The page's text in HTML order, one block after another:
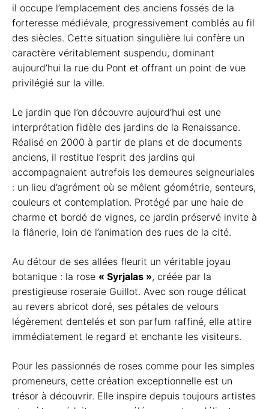
il occupe l’emplacement des anciens fossés de la
forteresse médiévale, progressivement comblés au fil
des siècles. Cette situation singulière lui confère un
caractère véritablement suspendu, dominant
aujourd’hui la rue du Pont et offrant un point de vue
privilégié sur la ville.
Le jardin que l’on découvre aujourd’hui est une
interprétation fidèle des jardins de la Renaissance.
Réalisé en 2000 à partir de plans et de documents
anciens, il restitue l’esprit des jardins qui
accompagnaient autrefois les demeures seigneuriales
: un lieu d’agrément où se mêlent géométrie, senteurs,
couleurs et contemplation. Protégé par une haie de
charme et bordé de vignes, ce jardin préservé invite à
la flânerie, loin de l’animation des rues de la cité.
Au détour de ses allées fleurit un véritable joyau
botanique : la rose « Syrjalas », créée par la
prestigieuse roseraie Guillot. Avec son rouge délicat
au revers abricot doré, ses pétales de velours
légèrement dentelés et son parfum raffiné, elle attire
immédiatement le regard et enchante les visiteurs.
Pour les passionnés de roses comme pour les simples
promeneurs, cette création exceptionnelle est un
trésor à découvrir. Elle inspire depuis toujours artistes